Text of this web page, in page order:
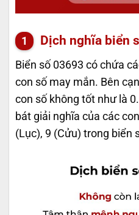
Dịch nghĩa biển
Biển số 03693 có chứa
con số may mắn. Bên
con số không tốt như là
bát giải nghĩa của các
(Lục), 9 (Cửu) trong biển